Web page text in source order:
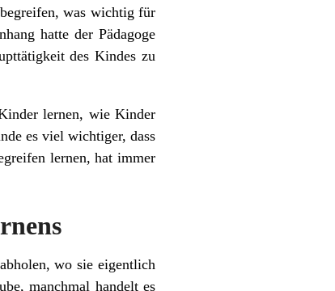
was wichtig für
hatte der Pädagoge
des Kindes zu
lernen, wie Kinder
es viel wichtiger, dass
lernen, hat immer
wo sie eigentlich
manchmal handelt es